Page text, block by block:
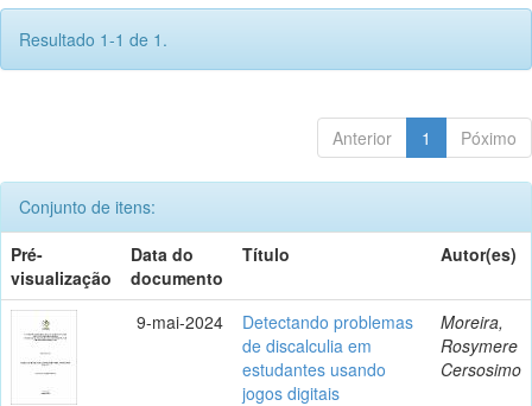
Resultado 1-1 de 1.
Anterior 1 Póximo
Conjunto de itens:
Pré-
visualização
Data do
documento
Título Autor(es)
9-mai-2024
Detectando problemas
de discalculia em
estudantes usando
jogos digitais
Moreira,
Rosymere
Cersosimo